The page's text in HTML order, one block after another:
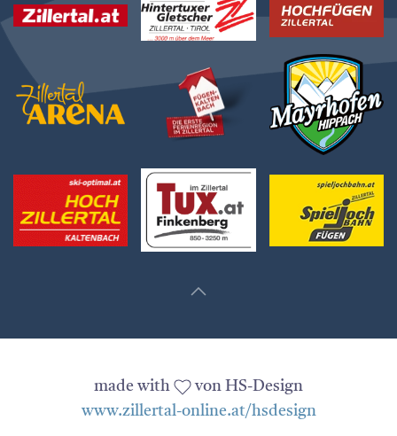
made with
von HS-Design
www.zillertal-online.at/hsdesign